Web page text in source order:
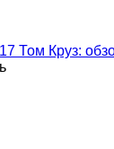
Том Круз: